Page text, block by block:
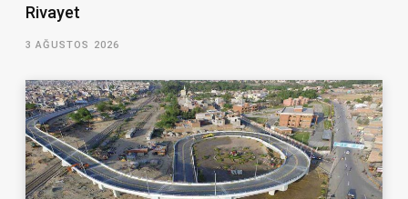
Rivayet
3 AĞUSTOS 2026